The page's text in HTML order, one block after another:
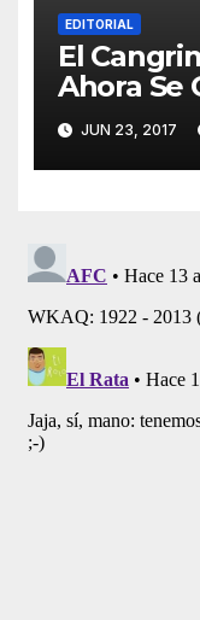
EDITORIAL
El
Ahora Se
Un Juez
JUN 23, 2017